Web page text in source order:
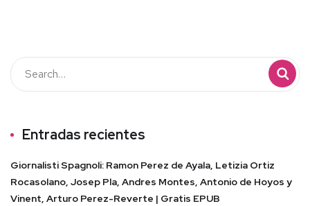
Entradas recientes
Giornalisti Spagnoli: Ramon Perez de Ayala, Letizia Ortiz
Rocasolano, Josep Pla, Andres Montes, Antonio de Hoyos y
Vinent, Arturo Perez-Reverte | Gratis EPUB